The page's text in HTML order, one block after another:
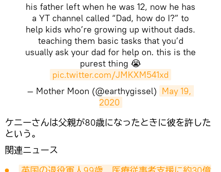
his father left when he was 12, now he has
a YT channel called “Dad, how do I?” to
help kids who’re growing up without dads.
teaching them basic tasks that you’d
usually ask your dad for help on. this is the
purest thing 😭
pic.twitter.com/JMKXM541xd
— Mother Moon (@earthygissel) May 19,
2020
​ケニーさんは父親が80歳になったときに彼を許した
という。
関連ニュース